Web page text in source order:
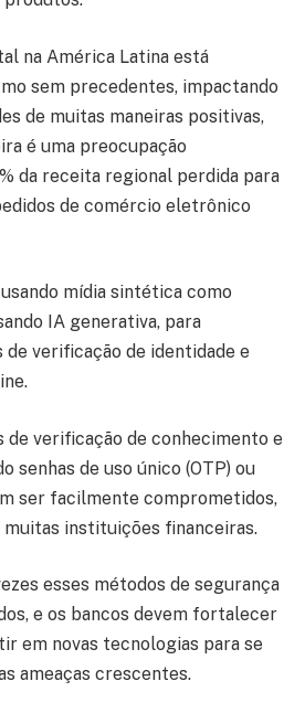
na América Latina está
sem precedentes, impactando
de muitas maneiras positivas,
é uma preocupação
da receita regional perdida para
de comércio eletrônico
mídia sintética como
IA generativa, para
verificação de identidade e
verificação de conhecimento e
senhas de uso único (OTP) ou
ser facilmente comprometidos,
muitas instituições financeiras.
esses métodos de segurança
e os bancos devem fortalecer
em novas tecnologias para se
ameaças crescentes.